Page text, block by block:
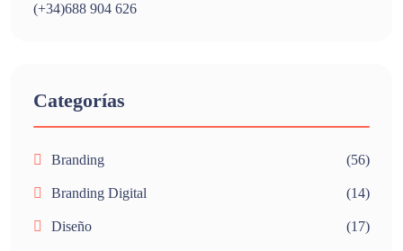
(+34)688 904 626
Categorías
Branding (56)
Branding Digital (14)
Diseño (17)